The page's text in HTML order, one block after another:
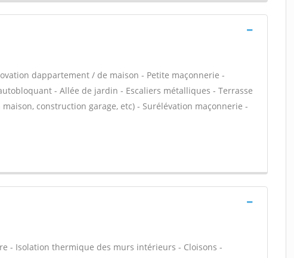
dappartement / de maison - Petite maçonnerie -
- Allée de jardin - Escaliers métalliques - Terrasse
construction garage, etc) - Surélévation maçonnerie -
- Isolation thermique des murs intérieurs - Cloisons -